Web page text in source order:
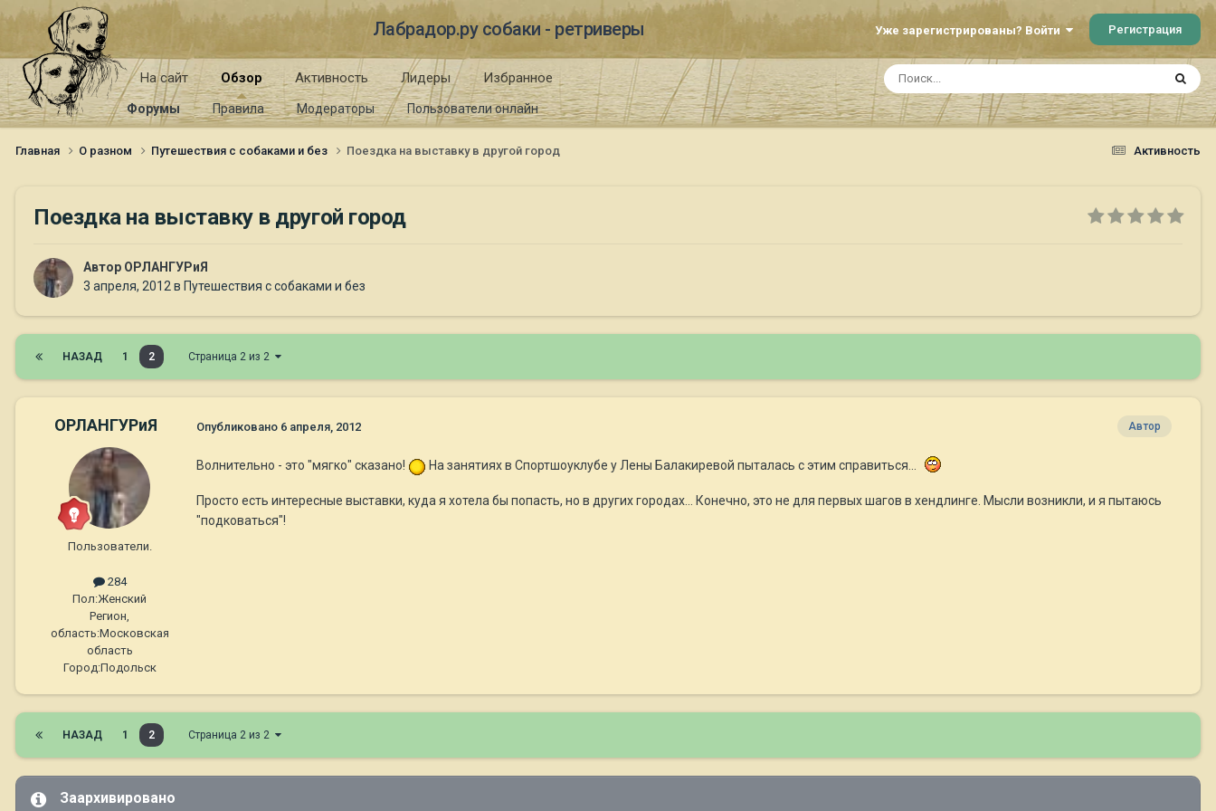
Лабрадор.ру собаки - ретриверы Уже зарегистрированы? Войти Регистрация
На сайт Обзор
Форумы Правила Модераторы Пользователи онлайн
Активность Лидеры Избранное
Активность
Главная О разном Путешествия с собаками и без Поездка на выставку в другой город
Поездка на выставку в другой город
Автор ОРЛАНГУРиЯ
3 апреля, 2012 в Путешествия с собаками и без
НАЗАД 1 2 Страница 2 из 2
ОРЛАНГУРиЯ
Пользователи.
284
Пол:Женский
Регион,
область:Московская
область
Город:Подольск
Автор
Опубликовано 6 апреля, 2012
Волнительно - это "мягко" сказано! На занятиях в Спортшоуклубе у Лены Балакиревой пыталась с этим справиться...
Просто есть интересные выставки, куда я хотела бы попасть, но в других городах... Конечно, это не для первых шагов в хендлинге. Мысли возникли, и я пытаюсь
"подковаться"!
НАЗАД 1 2 Страница 2 из 2
Заархивировано